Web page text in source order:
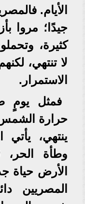
الأيام.
جيدًا؛ مروا
كثيرة،
لا تنتهي،
الاستمرار.
فمثل يومٍ
حرارة
ينتهي،
وطأة الحر،
الأرض حياة
المصريين